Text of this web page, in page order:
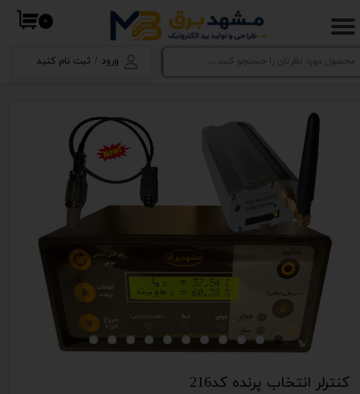
ورود / ثبت نام کنید
حساب کاربری من
تغییر گذر واژه
سفارشات
خروج از حساب کاربری
۰
کنترلر انتخاب پرنده کد216